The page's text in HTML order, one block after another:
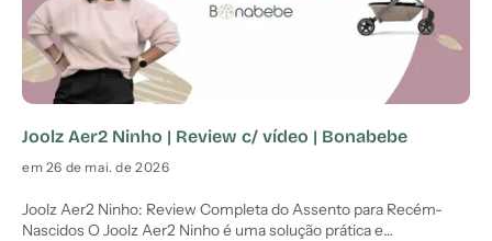
Joolz Aer2 Ninho | Review c/ vídeo | Bonabebe
em 26 de mai. de 2026
Joolz Aer2 Ninho: Review Completa do Assento para Recém-
Nascidos O Joolz Aer2 Ninho é uma solução prática e